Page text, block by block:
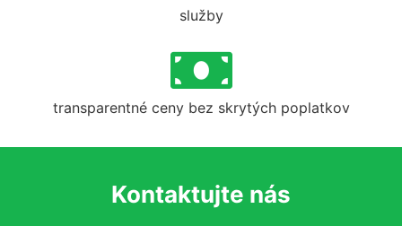
služby
transparentné ceny bez skrytých poplatkov
Kontaktujte nás